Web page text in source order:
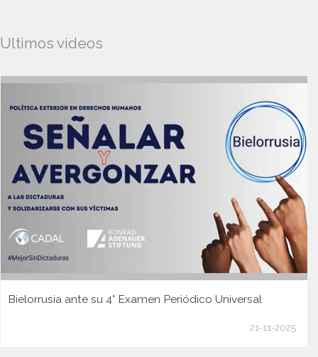
Ultimos videos
Bielorrusia ante su 4° Examen Periódico Universal
21-11-2025